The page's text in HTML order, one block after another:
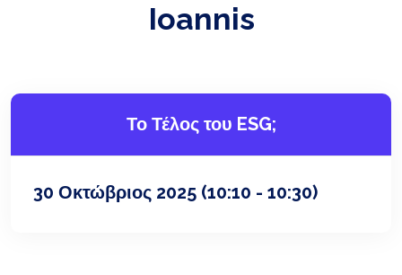
Ioannis
Το Τέλος του ESG;
30 Οκτώβριος 2025 (10:10 - 10:30)